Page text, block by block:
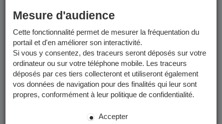
Vous trouverez ci-dessous des informations générales pour
inscrire votre enfant dans une école publique de Grenoble.
Pour des informations spécifiques aux années scolaires
reportez-vous aux pages concernées :
année scolaire 2025-2026
année scolaire 2026-2027
Merci d'en prendre connaissance avant de commencer toute
Mesure d'audience
Cette fonctionnalité permet de mesurer la fréquentation du
portail et d'en améliorer son interactivité.
Si vous y consentez, des traceurs seront déposés sur votre
ordinateur ou sur votre téléphone mobile. Les traceurs
déposés par ces tiers collecteront et utiliseront également
vos données de navigation pour des finalités qui leur sont
propres, conformément à leur politique de confidentialité.
Accepter